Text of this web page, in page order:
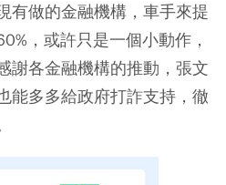
有做的金融機構，車手來提
，或許只是一個小動作，
謝各金融機構的推動，張文
能多多給政府打詐支持，徹